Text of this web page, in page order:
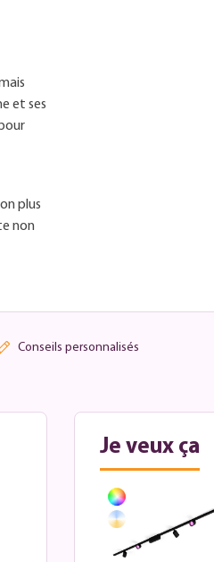
et ses
plus
non
Conseils personnalisés
Je veux ça